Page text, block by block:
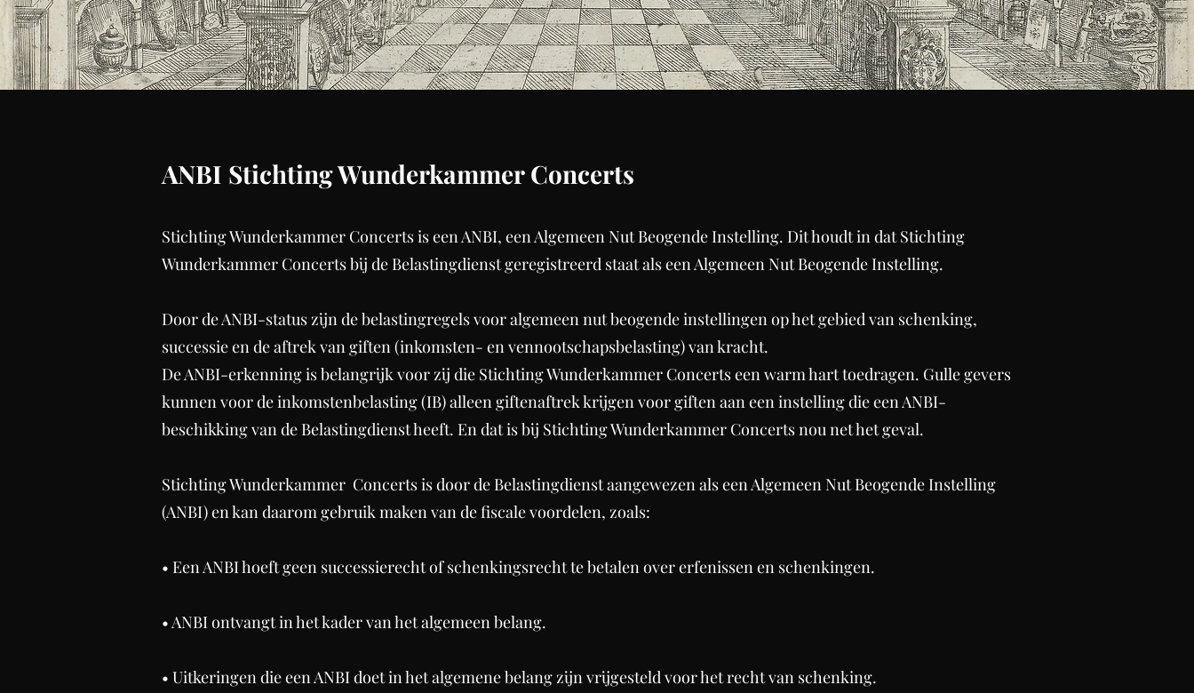
ANBI Stichting Wunderkammer Concerts
Stichting Wunderkammer Concerts is een ANBI, een Algemeen Nut Beogende Instelling. Dit houdt in dat Stichting
Wunderkammer Concerts bij de Belastingdienst geregistreerd staat als een Algemeen Nut Beogende Instelling.
Door de ANBI-status zijn de belastingregels voor algemeen nut beogende instellingen op het gebied van schenking,
successie en de aftrek van giften (inkomsten- en vennootschapsbelasting) van kracht.
De ANBI-erkenning is belangrijk voor zij die Stichting Wunderkammer Concerts een warm hart toedragen. Gulle gevers
kunnen voor de inkomstenbelasting (IB) alleen giftenaftrek krijgen voor giften aan een instelling die een ANBI-
beschikking van de Belastingdienst heeft. En dat is bij Stichting Wunderkammer Concerts nou net het geval.
Stichting Wunderkammer Concerts is door de Belastingdienst aangewezen als een Algemeen Nut Beogende Instelling
(ANBI) en kan daarom gebruik maken van de fiscale voordelen, zoals:
• Een ANBI hoeft geen successierecht of schenkingsrecht te betalen over erfenissen en schenkingen.
• ANBI ontvangt in het kader van het algemeen belang.
• Uitkeringen die een ANBI doet in het algemene belang zijn vrijgesteld voor het recht van schenking.